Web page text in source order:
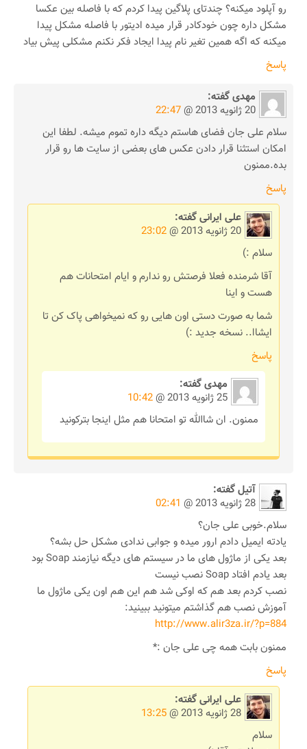
رو آپلود میکنه؟ چندتای پلاگین پیدا کردم که با فاصله بین عکسا
مشکل داره چون خودکادر قرار میده ادیتور با فاصله مشکل پیدا
میکنه که اگه همین تغیر نام پیدا ایجاد فکر نکنم مشکلی پیش بیاد
پاسخ
مهدیگفته:
20 ژانویه 2013 @
22:47
سلام علی جان فضای هاستم دیگه داره تموم میشه. لطفا این
امکان استثنا قرار دادن عکس های بعضی از سایت ها رو قرار
بده.ممنون
پاسخ
علی ایرانیگفته:
20 ژانویه 2013 @
23:02
سلام :)
آقا شرمنده فعلا فرصتش رو ندارم و ایام امتحانات هم
هست و اینا
شما به صورت دستی اون هایی رو که نمیخواهی پاک کن تا
ایشاا.. نسخه جدید :)
پاسخ
مهدیگفته:
25 ژانویه 2013 @
10:42
ممنون. ان شاالله تو امتحانا هم مثل اینجا بترکونید
آتیلگفته:
28 ژانویه 2013 @
02:41
سلام.خوبی علی جان؟
یادته ایمیل دادم ارور میده و جوابی ندادی مشکل حل بشه؟
بعد یکی از ماژول های ما در سیستم های دیگه نیازمند Soap بود
بعد یادم افتاد Soap نصب نیست
نصب کردم بعد هم که اوکی شد هم این هم اون یکی ماژول ما
آموزش نصب هم گذاشتم میتونید ببینید:
http://www.alir3za.ir/?p=884
ممنون بابت همه چی علی جان :*
پاسخ
علی ایرانیگفته:
28 ژانویه 2013 @
13:25
سلام